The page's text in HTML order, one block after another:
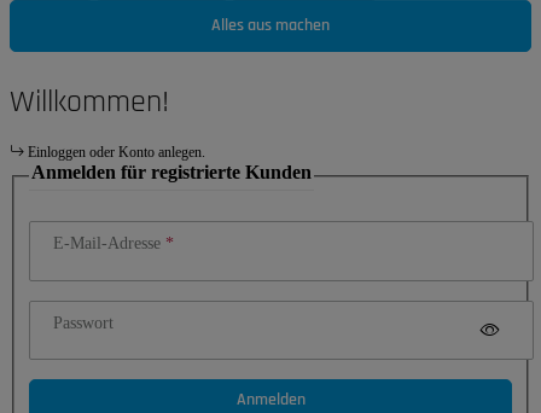
Alles aus machen
Willkommen!
Einloggen oder Konto anlegen.
Anmelden für registrierte Kunden
E-Mail-Adresse
Passwort
Anmelden